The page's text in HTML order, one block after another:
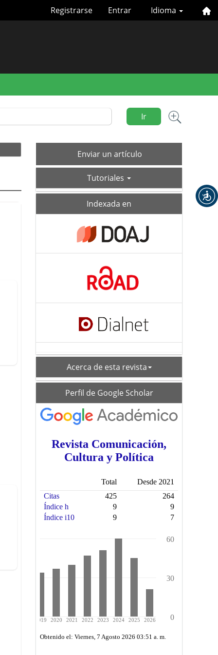
Idioma
Registrarse Entrar
Ir
Enviar
un
Enviar un artículo
Tutoriales
Indexada en
Acerca de esta revista
schoolar_profile
Perfil de Google Scholar